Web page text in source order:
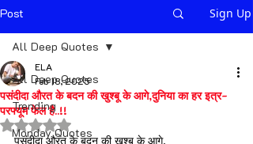
Post Sign Up
All Deep Quotes
Trending
Monday Quotes
All Deep Quotes
पसंदीदा औरत के बदन की खुश्बू के आगे,दुनिया का हर इत्र-
परफ्यूम फेल है..!!
ELA
Feb 18, 2025
Rated NaN out of 5 stars.
पसंदीदा औरत के बदन की खुश्बू के आगे,